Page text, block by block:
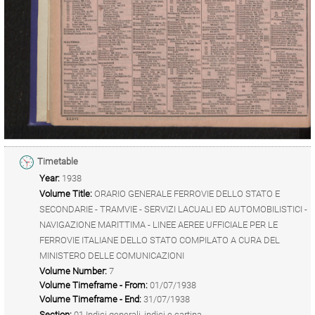
Timetable
Year: 1938
Volume Title: ORARIO GENERALE FERROVIE DELLO STATO E
SECONDARIE - TRAMVIE - SERVIZI LACUALI ED AUTOMOBILISTICI -
NAVIGAZIONE MARITTIMA - LINEE AEREE UFFICIALE PER LE
FERROVIE ITALIANE DELLO STATO COMPILATO A CURA DEL
MINISTERO DELLE COMUNICAZIONI
Volume Number: 7
Volume Timeframe - From: 01/07/1938
Volume Timeframe - End: 31/07/1938